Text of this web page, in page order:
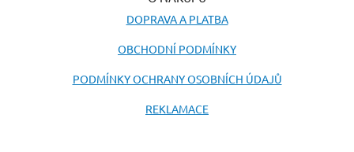
DOPRAVA A PLATBA
OBCHODNÍ PODMÍNKY
PODMÍNKY OCHRANY OSOBNÍCH ÚDAJŮ
REKLAMACE